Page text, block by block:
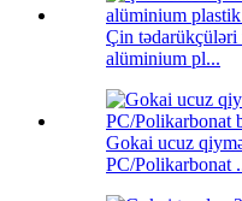
Çin
alüminium pl...
Gokai ucuz
PC/Polikarbonat